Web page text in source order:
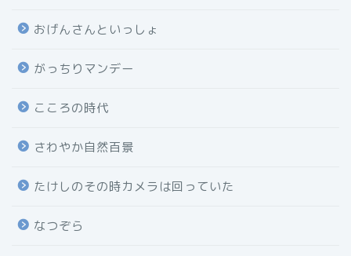
おげんさんといっしょ
がっちりマンデー
こころの時代
さわやか自然百景
たけしのその時カメラは回っていた
なつぞら